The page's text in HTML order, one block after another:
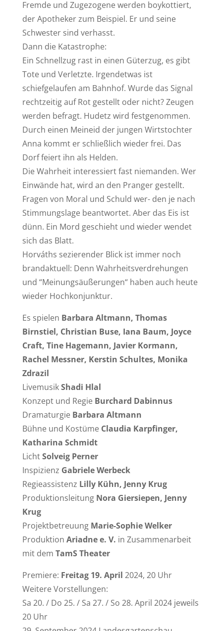
Fremde und Zugezogene werden boykottiert,
der Apotheker zum Beispiel. Er und seine
Schwester sind verhasst.
Dann die Katastrophe:
Ein Schnellzug rast in einen Güterzug, es gibt
Tote und Verletzte. Irgendetwas ist
schiefgelaufen am Bahnhof. Wurde das Signal
rechtzeitig auf Rot gestellt oder nicht? Zeugen
werden befragt. Hudetz wird festgenommen.
Durch einen Meineid der jungen Wirtstochter
Anna kommt er schließlich wieder frei. Das
Dorf feiert ihn als Helden.
Die Wahrheit interessiert fast niemanden. Wer
Einwände hat, wird an den Pranger gestellt.
Fragen von Moral und Schuld wer- den je nach
Stimmungslage beantwortet. Aber das Eis ist
dünn. Ein Mord geschieht und wieder wendet
sich das Blatt.
Horváths sezierender Blick ist immer noch
brandaktuell: Denn Wahrheitsverdrehungen
und “Meinungsäußerungen“ haben auch heute
wieder Hochkonjunktur.
Es spielen Barbara Altmann, Thomas
Birnstiel, Christian Buse, Iana Baum, Joyce
Craft, Tine Hagemann, Javier Kormann,
Rachel Messner, Kerstin Schultes, Monika
Zdrazil
LivemusikShadi Hlal
Konzept und Regie Burchard Dabinnus
Dramaturgie Barbara Altmann
Bühne und Kostüme Claudia Karpfinger,
Katharina Schmidt
LichtSolveig Perner
Inspizienz Gabriele Werbeck
Regieassistenz Lilly Kühn, Jenny Krug
Produktionsleitung Nora Giersiepen, Jenny
Krug
Projektbetreuung Marie-Sophie Welker
Produktion Ariadne e. V. in Zusammenarbeit
mit dem TamS Theater
Premiere: Freitag 19. April 2024, 20 Uhr
Weitere Vorstellungen:
Sa 20. / Do 25. / Sa 27. / So 28. April 2024 jeweils
20 Uhr